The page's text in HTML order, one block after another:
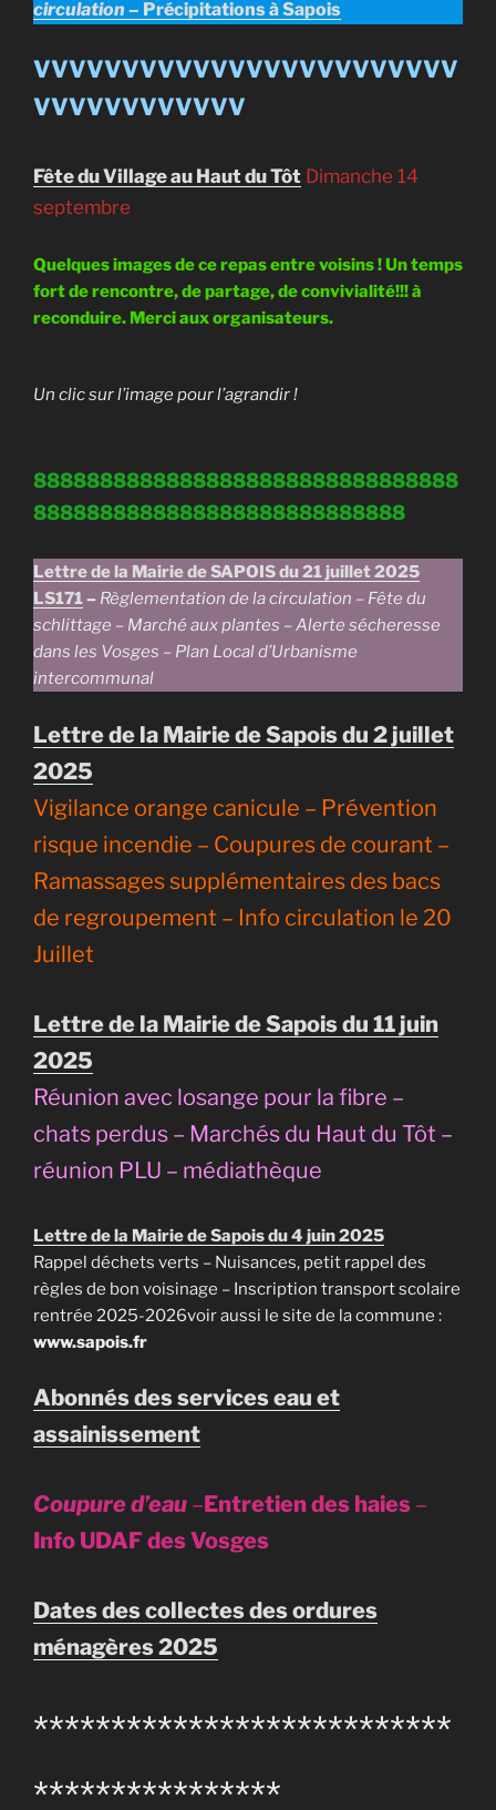
circulation– Précipitations à Sapois
VVVVVVVVVVVVVVVVVVVVVVVV
VVVVVVVVVVVV
Fête du Village au Haut du Tôt Dimanche 14
septembre
Quelques images de ce repas entre voisins ! Un temps
fort de rencontre, de partage, de convivialité!!! à
reconduire. Merci aux organisateurs.
Un clic sur l’image pour l’agrandir !
88888888888888888888888888888888
8888888888888888888888888888
Lettre de la Mairie de SAPOIS du 21 juillet 2025
LS171– Règlementation de la circulation – Fête du
schlittage – Marché aux plantes – Alerte sécheresse
dans les Vosges – Plan Local d’Urbanisme
intercommunal
Lettre de la Mairie de Sapois du 2 juillet
2025
Vigilance orange canicule – Prévention
risque incendie – Coupures de courant –
Ramassages supplémentaires des bacs
de regroupement – Info circulation le 20
Juillet
Lettre de la Mairie de Sapois du 11 juin
2025
Réunion avec losange pour la fibre –
chats perdus – Marchés du Haut du Tôt –
réunion PLU – médiathèque
Lettre de la Mairie de Sapois du 4 juin 2025
Rappel déchets verts – Nuisances, petit rappel des
règles de bon voisinage – Inscription transport scolaire
rentrée 2025-2026voir aussi le site de la commune :
www.sapois.fr
Abonnés des services eau et
assainissement
Coupure d’eau –Entretien des haies –
Info UDAF des Vosges
Dates des collectes des ordures
ménagères 2025
***************************
****************